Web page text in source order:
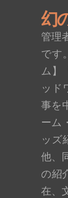
幻
管理
です
ム】
ッド
事を
ーム
ッズ
他、
の紹
在、